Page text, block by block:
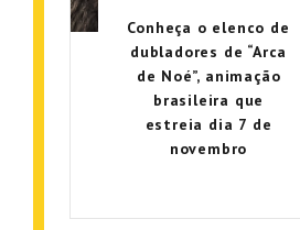
Conheça o elenco de
dubladores de “Arca
de Noé”, animação
brasileira que
estreia dia 7 de
novembro